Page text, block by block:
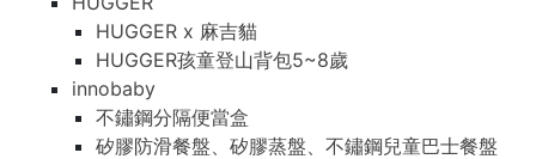
HUGGER x 麻吉貓
HUGGER孩童登山背包5~8歲
innobaby
不鏽鋼分隔便當盒
矽膠防滑餐盤、矽膠蒸盤、不鏽鋼兒童巴士餐盤